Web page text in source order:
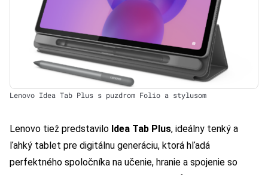
Lenovo Idea Tab Plus s puzdrom Folio a stylusom
Lenovo tiež predstavilo Idea Tab Plus, ideálny tenký a
ľahký tablet pre digitálnu generáciu, ktorá hľadá
perfektného spoločníka na učenie, hranie a spojenie so